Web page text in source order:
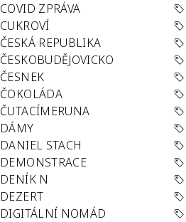
COVID ZPRÁVA
CUKROVÍ
ČESKÁ REPUBLIKA
ČESKOBUDĚJOVICKO
ČESNEK
ČOKOLÁDA
ČUTACÍMERUNA
DÁMY
DANIEL STACH
DEMONSTRACE
DENÍK N
DEZERT
DIGITÁLNÍ NOMÁD